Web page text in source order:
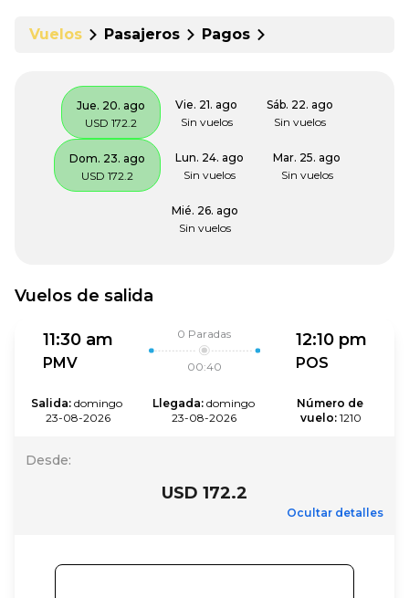
Vuelos Pasajeros Pagos
Jue. 20. ago
USD 172.2
Vie. 21. ago
Sin vuelos
Sáb. 22. ago
Sin vuelos
Dom. 23. ago
USD 172.2
Lun. 24. ago
Sin vuelos
Mar. 25. ago
Sin vuelos
Mié. 26. ago
Sin vuelos
Vuelos de salida
11:30 am
PMV
0 Paradas
00:40
12:10 pm
POS
Salida: domingo
23-08-2026
Llegada: domingo
23-08-2026
Número de
vuelo: 1210
Desde:
USD 172.2
Ocultar detalles